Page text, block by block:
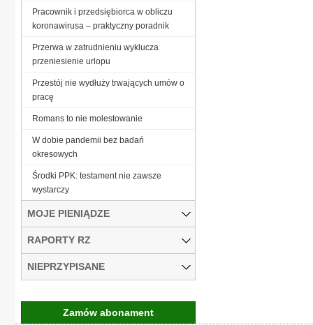
Pracownik i przedsiębiorca w obliczu
koronawirusa – praktyczny poradnik
Przerwa w zatrudnieniu wyklucza
przeniesienie urlopu
Przestój nie wydłuży trwających umów o
pracę
Romans to nie molestowanie
W dobie pandemii bez badań
okresowych
Środki PPK: testament nie zawsze
wystarczy
MOJE PIENIĄDZE
RAPORTY RZ
NIEPRZYPISANE
Zamów abonament